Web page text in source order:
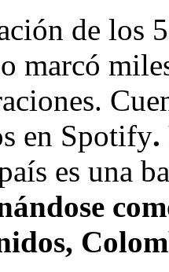
de los
marcó
en Spotify.
es una